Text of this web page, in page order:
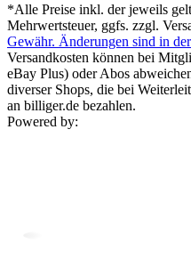
*Alle Preise inkl. der jeweils
Mehrwertsteuer, ggfs. zzgl.
Gewähr. Änderungen sind in
Versandkosten können bei
eBay Plus) oder Abos
diverser Shops, die bei
an billiger.de bezahlen.
Powered by: